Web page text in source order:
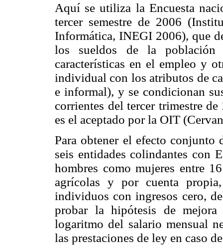
Aquí se utiliza la Encuesta
tercer semestre de 2006
Informática, INEGI 2006), que
los sueldos de la
características en el empleo y
individual con los atributos de
e informal), y se condicionan
corrientes del tercer trimestre
es el aceptado por la OIT
Para obtener el efecto conjunto
seis entidades colindantes con
hombres como mujeres entre
agrícolas y por cuenta
individuos con ingresos cero,
probar la hipótesis de
logaritmo del salario mensual
las prestaciones de ley en caso